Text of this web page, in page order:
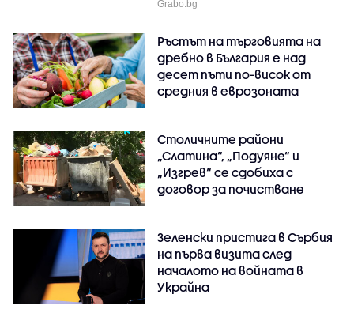
Grabo.bg
Ръстът на търговията на
дребно в България е над
десет пъти по-висок от
средния в еврозоната
Столичните райони
„Слатина“, „Подуяне“ и
„Изгрев“ се сдобиха с
договор за почистване
Зеленски пристига в Сърбия
на първа визита след
началото на войната в
Украйна